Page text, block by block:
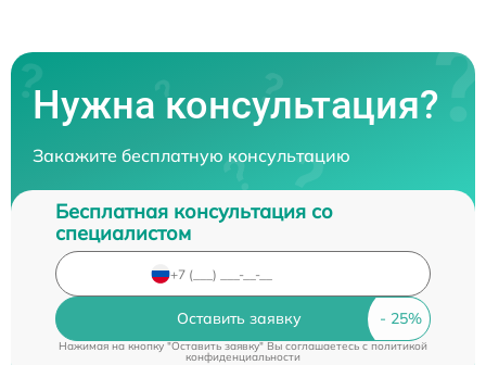
Нужна консультация?
Закажите бесплатную консультацию
Бесплатная консультация со
специалистом
Оставить заявку
Нажимая на кнопку "Оставить заявку" Вы соглашаетесь cполитикой
конфиденциальности